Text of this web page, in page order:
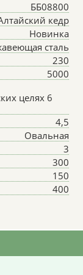
ББ08800
кедр
Новинка
сталь
230
5000
целях 6
4,5
Овальная
3
300
150
400